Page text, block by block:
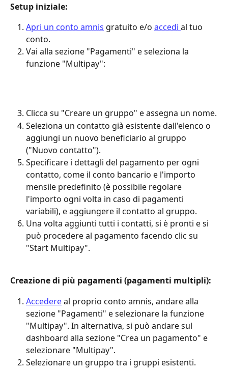
Setup iniziale:
Apri un conto amnis gratuito e/o accedi al tuo
conto.
Vai alla sezione "Pagamenti" e seleziona la
funzione "Multipay":
Clicca su "Creare un gruppo" e assegna un nome.
Seleziona un contatto già esistente dall'elenco o
aggiungi un nuovo beneficiario al gruppo
("Nuovo contatto").
Specificare i dettagli del pagamento per ogni
contatto, come il conto bancario e l'importo
mensile predefinito (è possibile regolare
l'importo ogni volta in caso di pagamenti
variabili), e aggiungere il contatto al gruppo.
Una volta aggiunti tutti i contatti, si è pronti e si
può procedere al pagamento facendo clic su
"Start Multipay".
Creazione di più pagamenti (pagamenti multipli):
Accedere al proprio conto amnis, andare alla
sezione "Pagamenti" e selezionare la funzione
"Multipay". In alternativa, si può andare sul
dashboard alla sezione "Crea un pagamento" e
selezionare "Multipay".
Selezionare un gruppo tra i gruppi esistenti.